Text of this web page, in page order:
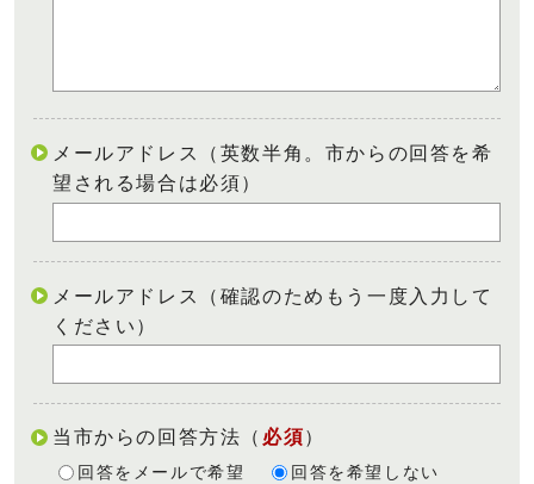
メールアドレス（英数半角。市からの回答を希
望される場合は必須）
メールアドレス（確認のためもう一度入力して
ください）
当市からの回答方法 （ 必須）
回答をメールで希望 回答を希望しない